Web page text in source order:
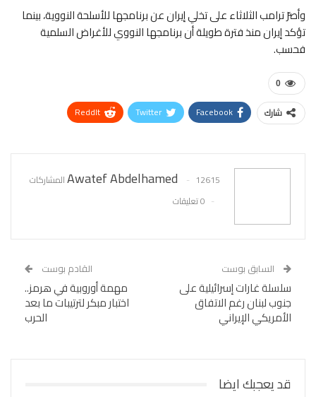
وأصرّ ترامب الثلاثاء على تخلي إيران عن برنامجها للأسلحة النووية، بينما
تؤكد ‌إيران منذ فترة طويلة أن ‌برنامجها النووي للأغراض السلمية
فحسب.
0
شارك Facebook
Twitter
ReddIt
Awatef Abdelhamed
12615 المشاركات
0 تعليقات
السابق بوست
سلسلة غارات إسرائيلية على
جنوب لبنان رغم الاتفاق
الأمريكي الإيراني
القادم بوست
مهمة أوروبية في هرمز..
اختبار مبكر لترتيبات ما بعد
الحرب
قد يعجبك ايضا